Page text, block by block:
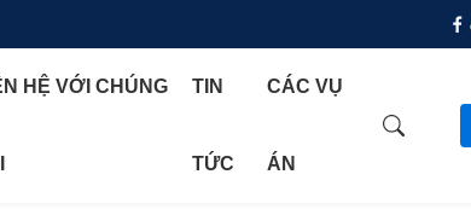
HỆ VỚI CHÚNG TIN
TỨC
CÁC VỤ
ÁN